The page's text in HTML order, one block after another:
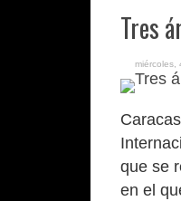
Tres
miércoles,
que se
en el